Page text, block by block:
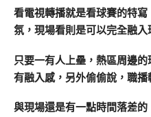
看電視轉播就是看球賽的特
氛，現場看則是可以完全融入
只要一有人上壘，熱區周邊
有融入感，另外偷偷說，職播
與現場還是有一點時間落差